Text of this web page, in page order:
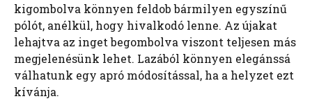
kigombolva könnyen feldob bármilyen egyszínű
pólót, anélkül, hogy hivalkodó lenne. Az újakat
lehajtva az inget begombolva viszont teljesen más
megjelenésünk lehet. Lazából könnyen elegánssá
válhatunk egy apró módosítással, ha a helyzet ezt
kívánja.